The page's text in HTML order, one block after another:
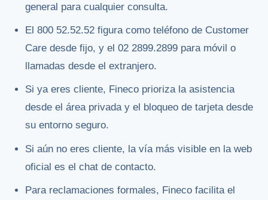
general para cualquier consulta.
El 800 52.52.52 figura como teléfono de Customer
Care desde fijo, y el 02 2899.2899 para móvil o
llamadas desde el extranjero.
Si ya eres cliente, Fineco prioriza la asistencia
desde el área privada y el bloqueo de tarjeta desde
su entorno seguro.
Si aún no eres cliente, la vía más visible en la web
oficial es el chat de contacto.
Para reclamaciones formales, Fineco facilita el